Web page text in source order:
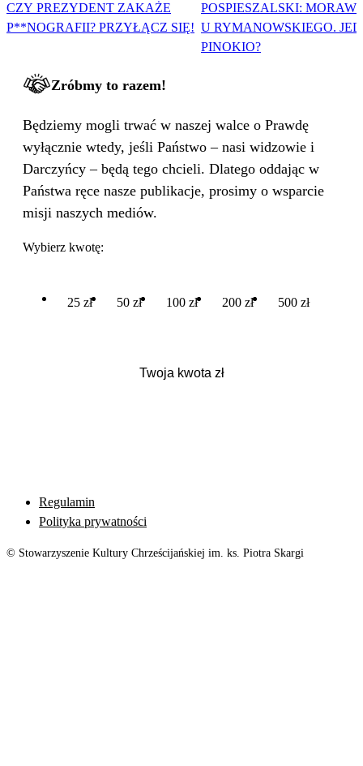
CZY PREZYDENT ZAKAŻE
P**NOGRAFII? PRZYŁĄCZ SIĘ!
POSPIESZALSKI:
U RYMANOWSKIEGO.
PINOKIO?
Zróbmy to razem!
Będziemy mogli trwać w naszej walce o Prawdę
wyłącznie wtedy, jeśli Państwo – nasi widzowie i
Darczyńcy – będą tego chcieli. Dlatego oddając w
Państwa ręce nasze publikacje, prosimy o wsparcie
misji naszych mediów.
Wybierz kwotę:
25 zł 50 zł 100 zł 200 zł 500 zł
Regulamin
Polityka prywatności
© Stowarzyszenie Kultury Chrześcijańskiej im. ks. Piotra Skargi